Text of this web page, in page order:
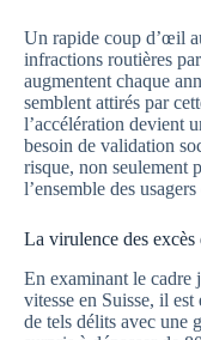
Un rapide coup d’œil
infractions routières
augmentent chaque
semblent attirés par
l’accélération devient
besoin de validation
risque, non seulement
l’ensemble des
La virulence des excès
En examinant le cadre
vitesse en Suisse, il
de tels délits avec une